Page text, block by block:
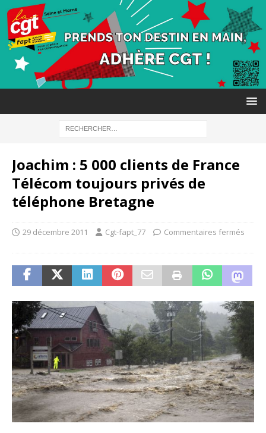
Joachim : 5 000 clients de France
Télécom toujours privés de
téléphone Bretagne
29 décembre 2011 Cgt-fapt_77 Commentaires fermés